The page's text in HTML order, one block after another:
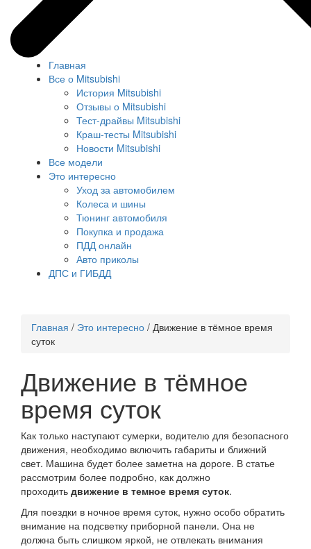
Главная
Все о Mitsubishi
История Mitsubishi
Отзывы о Mitsubishi
Тест-драйвы Mitsubishi
Краш-тесты Mitsubishi
Новости Mitsubishi
Все модели
Это интересно
Уход за автомобилем
Колеса и шины
Тюнинг автомобиля
Покупка и продажа
ПДД онлайн
Авто приколы
ДПС и ГИБДД
Главная / Это интересно / Движение в тёмное время
суток
Движение в тёмное
время суток
Как только наступают сумерки, водителю для безопасного
движения, необходимо включить габариты и ближний
свет. Машина будет более заметна на дороге. В статье
рассмотрим более подробно, как должно
проходить движение в темное время суток.
Для поездки в ночное время суток, нужно особо обратить
внимание на подсветку приборной панели. Она не
должна быть слишком яркой, не отвлекать внимания